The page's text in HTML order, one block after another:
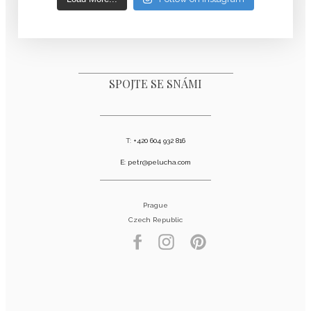
SPOJTE SE SNÁMI
T: +420 604 932 816
E: petr@pelucha.com
Prague
Czech Republic